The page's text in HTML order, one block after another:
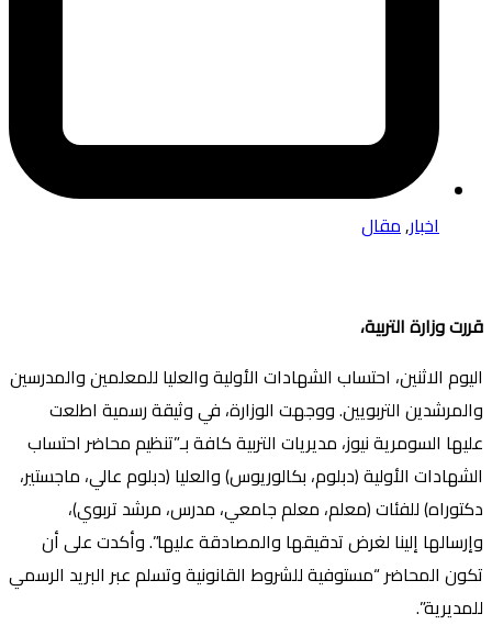
اخبار,مقال
قررت وزارة التربية،
اليوم الاثنين، احتساب الشهادات الأولية والعليا للمعلمين والمدرسين
والمرشدين التربويين. ووجهت الوزارة، في وثيقة رسمية اطلعت
عليها السومرية نيوز، مديريات التربية كافة بـ”تنظيم محاضر احتساب
الشهادات الأولية (دبلوم، بكالوريوس) والعليا (دبلوم عالي، ماجستير،
دكتوراه) للفئات (معلم، معلم جامعي، مدرس، مرشد تربوي)،
وإرسالها إلينا لغرض تدقيقها والمصادقة عليها”. وأكدت على أن
تكون المحاضر “مستوفية للشروط القانونية وتسلم عبر البريد الرسمي
للمديرية”.